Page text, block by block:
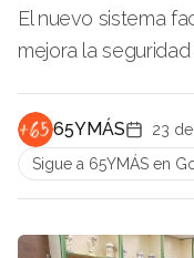
El nuevo sistema
mejora la
65YMÁS
23
Sigue a 65YMÁS en